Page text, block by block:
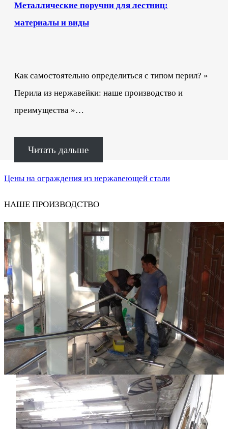
Металлические поручни для лестниц:
материалы и виды
Как самостоятельно определиться с типом перил? »
Перила из нержавейки: наше производство и
преимущества »…
Читать дальше
Цены на ограждения из нержавеющей стали
НАШЕ ПРОИЗВОДСТВО